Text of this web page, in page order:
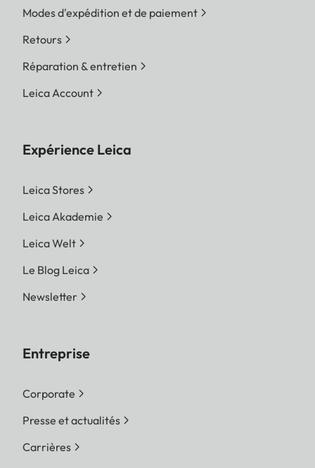
Modes d'expédition et de paiement
Retours
Réparation & entretien
Leica Account
Expérience Leica
Leica Stores
Leica Akademie
Leica Welt
Le Blog Leica
Newsletter
Entreprise
Corporate
Presse et actualités
Carrières